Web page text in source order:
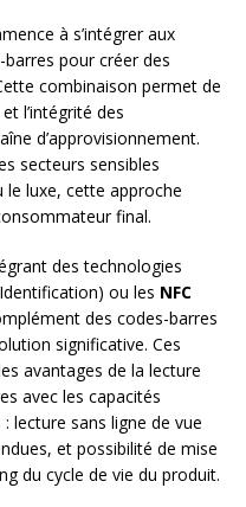
à s’intégrer aux
pour créer des
combinaison permet de
l’intégrité des
d’approvisionnement.
secteurs sensibles
le luxe, cette approche
final.
des technologies
ou les NFC
des codes-barres
significative. Ces
avantages de la lecture
avec les capacités
lecture sans ligne de vue
et possibilité de mise
du cycle de vie du produit.